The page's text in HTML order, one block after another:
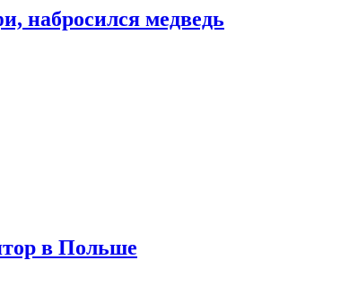
набросился медведь
в Польше